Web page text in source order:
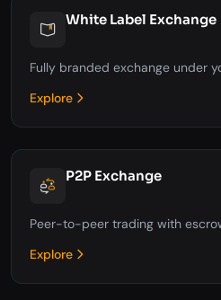
White Label Exchange
Fully branded exchange under
Explore
P2P Exchange
Peer-to-peer trading with
Explore